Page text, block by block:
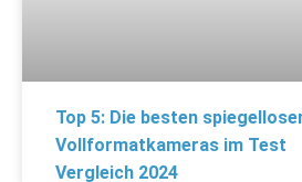
Top 5: Die besten
Vollformatkameras im Test
Vergleich 2024